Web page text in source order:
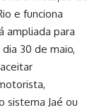
e funciona
ampliada para
30 de maio,
sistema Jaé ou